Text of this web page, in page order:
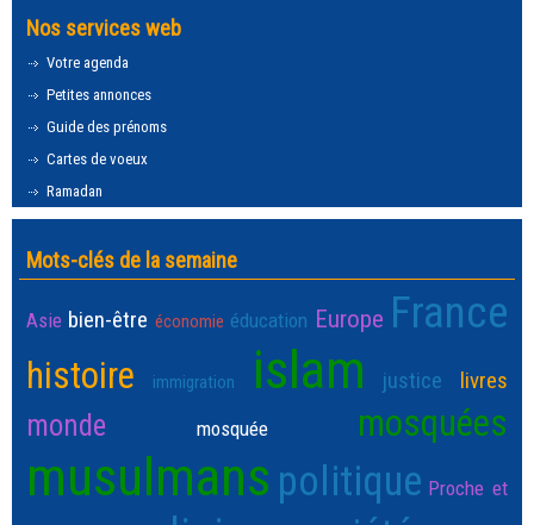
Nos services web
Votre agenda
Petites annonces
Guide des prénoms
Cartes de voeux
Ramadan
Mots-clés de la semaine
Asie bien-être économie éducation Europe France
histoire immigration islam justice livres
monde mosquée mosquées
musulmans politique Proche et